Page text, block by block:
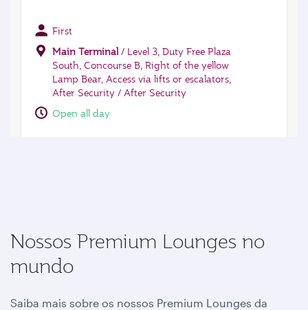
Nossos Premium Lounges no
mundo
Saiba mais sobre os nossos Premium Lounges da